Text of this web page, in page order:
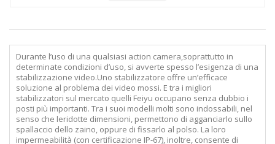
Durante l’uso di una qualsiasi action camera,soprattutto in
determinate condizioni d’uso, si avverte spesso l’esigenza di una
stabilizzazione video.Uno stabilizzatore offre un’efficace
soluzione al problema dei video mossi. E tra i migliori
stabilizzatori sul mercato quelli Feiyu occupano senza dubbio i
posti più importanti. Tra i suoi modelli molti sono indossabili, nel
senso che leridotte dimensioni, permettono di agganciarlo sullo
spallaccio dello zaino, oppure di fissarlo al polso. La loro
impermeabilità (con certificazione IP-67), inoltre, consente di